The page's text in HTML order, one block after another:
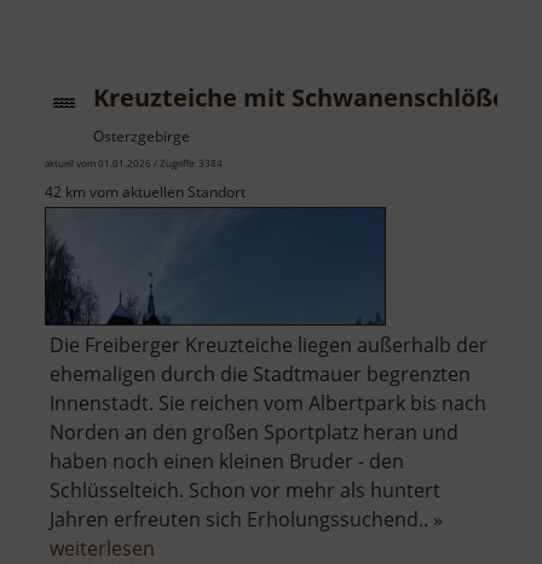
Kreuzteiche mit
Osterzgebirge
aktuell vom 01.01.2026 / Zugriffe: 3384
42 km vom aktuellen Standort
Die Freiberger Kreuzteiche liegen außerhalb der
ehemaligen durch die Stadtmauer begrenzten
Innenstadt. Sie reichen vom Albertpark bis nach
Norden an den großen Sportplatz heran und
haben noch einen kleinen Bruder - den
Schlüsselteich. Schon vor mehr als huntert
Jahren erfreuten sich Erholungssuchend.. »
weiterlesen